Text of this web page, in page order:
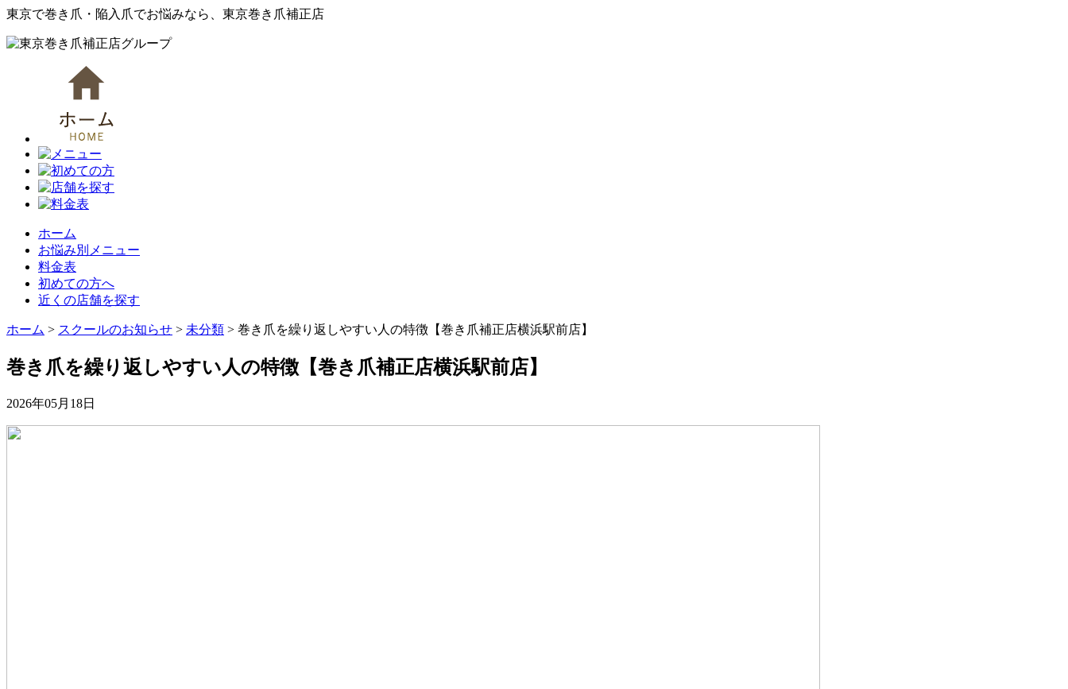
東京で巻き爪・陥入爪でお悩みなら、東京巻き爪補正店
ホーム
お悩み別メニュー
料金表
初めての方へ
近くの店舗を探す
ホーム > スクールのお知らせ > 未分類 > 巻き爪を繰り返しやすい人の特徴【巻き爪補正店横浜駅前店】
巻き爪を繰り返しやすい人の特徴【巻き爪補正店横浜駅前店】
2026年05月18日